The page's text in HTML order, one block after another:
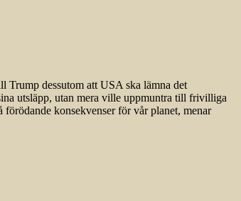
Trump dessutom att USA ska lämna det
utsläpp, utan mera ville uppmuntra till frivilliga
konsekvenser för vår planet, menar